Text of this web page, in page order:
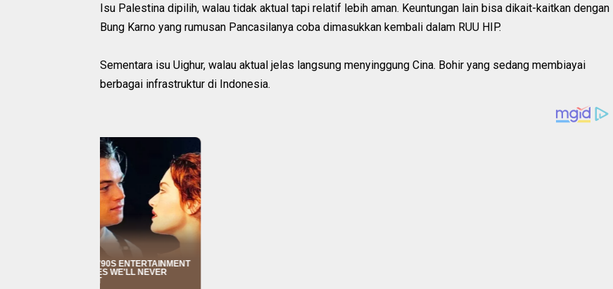
Isu Palestina dipilih, walau tidak aktual tapi relatif lebih aman. Keuntungan lain bisa dikait-kaitkan dengan
Bung Karno yang rumusan Pancasilanya coba dimasukkan kembali dalam RUU HIP.
Sementara isu Uighur, walau aktual jelas langsung menyinggung Cina. Bohir yang sedang membiayai
berbagai infrastruktur di Indonesia.